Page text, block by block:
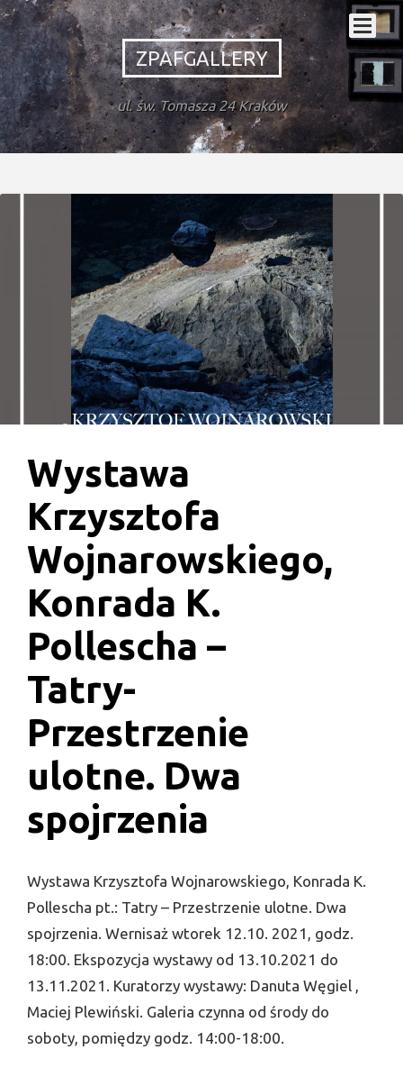
ZPAFGALLERY
ul. św. Tomasza 24 Kraków
Wystawa
Krzysztofa
Wojnarowskiego,
Konrada K.
Pollescha –
Tatry-
Przestrzenie
ulotne. Dwa
spojrzenia
Wystawa Krzysztofa Wojnarowskiego, Konrada K.
Pollescha pt.: Tatry – Przestrzenie ulotne. Dwa
spojrzenia. Wernisaż wtorek 12.10. 2021, godz.
18:00. Ekspozycja wystawy od 13.10.2021 do
13.11.2021. Kuratorzy wystawy: Danuta Węgiel ,
Maciej Plewiński. Galeria czynna od środy do
soboty, pomiędzy godz. 14:00-18:00.